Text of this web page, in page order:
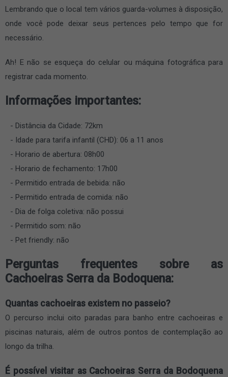
Lembrando que o local tem vários guarda-volumes à disposição,
onde você pode deixar seus pertences pelo tempo que for
necessário.
Ah! E não se esqueça do celular ou máquina fotográfica para
registrar cada momento.
Informações importantes:
Distância da Cidade: 72km
Idade para tarifa infantil (CHD): 06 a 11 anos
Horario de abertura: 08h00
Horario de fechamento: 17h00
Permitido entrada de bebida: não
Permitido entrada de comida: não
Dia de folga coletiva: não possui
Permitido som: não
Pet friendly: não
Perguntas frequentes sobre as
Cachoeiras Serra da Bodoquena:
Quantas cachoeiras existem no passeio?
O percurso inclui oito paradas para banho entre cachoeiras e
piscinas naturais, além de outros pontos de contemplação ao
longo da trilha.
É possível visitar as Cachoeiras Serra da Bodoquena